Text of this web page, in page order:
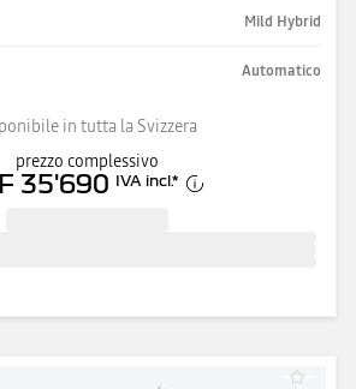
Mild Hybrid
Automatico
in tutta la Svizzera
prezzo complessivo
35'690 IVA incl.*